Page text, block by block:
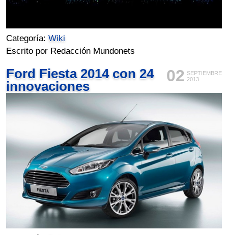
Categoría:Wiki
Escrito por Redacción Mundonets
02 SEPTIEMBRE
2013
Ford Fiesta 2014 con 24
innovaciones